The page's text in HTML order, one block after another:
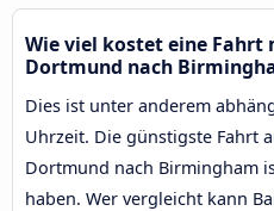
Wie viel kostet eine Fahrt
Dortmund nach
Dies ist unter anderem
Uhrzeit. Die günstigste Fahrt
Dortmund nach Birmingham
haben. Wer vergleicht kann